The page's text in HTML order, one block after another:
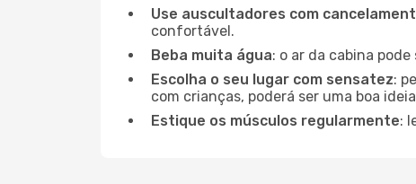
Use auscultadores com
confortável.
Beba muita água: o ar da cabina
Escolha o seu lugar com sensatez:
com crianças, poderá ser uma boa
Estique os músculos regularmente: